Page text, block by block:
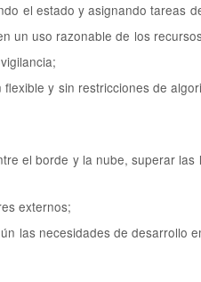
el estado y asignando tareas
un uso razonable de los
y sin restricciones de
el borde y la nube, superar
externos;
las necesidades de desarrollo